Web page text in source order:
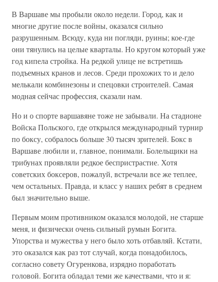
В Варшаве мы пробыли около недели. Город, как и
многие другие после войны, оказался сильно
разрушенным. Всюду, куда ни погляди, руины; кое-где
они тянулись на целые кварталы. Но кругом который уже
год кипела стройка. На редкой улице не встретишь
подъемных кранов и лесов. Среди прохожих то и дело
мелькали комбинезоны и спецовки строителей. Самая
модная сейчас профессия, сказали нам.
Но и о спорте варшавяне тоже не забывали. На стадионе
Войска Польского, где открылся международный турнир
по боксу, собралось больше 30 тысяч зрителей. Бокс в
Варшаве любили и, главное, понимали. Болельщики на
трибунах проявляли редкое беспристрастие. Хотя
советских боксеров, пожалуй, встречали все же теплее,
чем остальных. Правда, и класс у наших ребят в среднем
был значительно выше.
Первым моим противником оказался молодой, не старше
меня, и физически очень сильный румын Богита.
Упорства и мужества у него было хоть отбавляй. Кстати,
это оказался как раз тот случай, когда понадобилось,
согласно совету Огуренкова, изрядно поработать
головой. Богита обладал теми же качествами, что и я: